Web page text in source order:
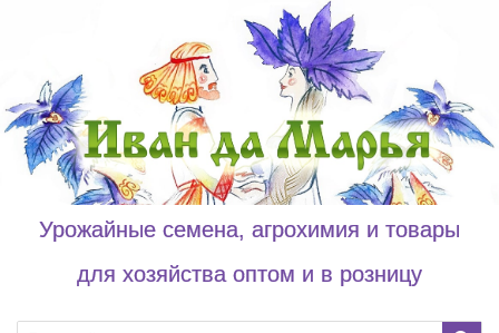
Урожайные семена, агрохимия и товары
для хозяйства оптом и в розницу